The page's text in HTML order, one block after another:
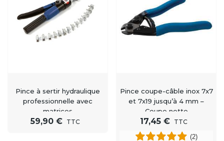
Pince à sertir hydraulique
professionnelle avec
matrices
59,90 € TTC
Pince coupe-câble inox 7x7
et 7x19 jusqu’à 4 mm –
Coupe nette
professionnelle
17,45 € TTC
(2)